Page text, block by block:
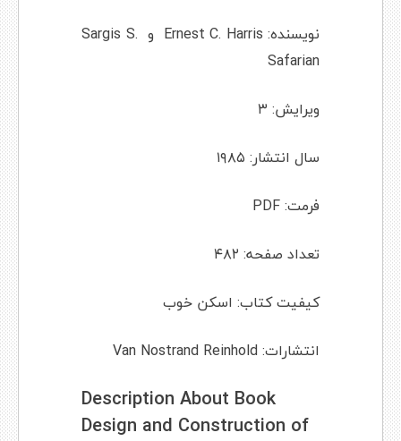
نویسنده: Ernest C. Harris و Sargis S.
Safarian
ویرایش: ۳
سال انتشار: ۱۹۸۵
فرمت: PDF
تعداد صفحه: ۴۸۲
کیفیت کتاب: اسکن خوب
انتشارات: Van Nostrand Reinhold
Description About Book
Design and Construction of